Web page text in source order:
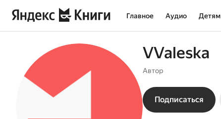
Главное Аудио Детям
VValeska
Автор
Подписаться